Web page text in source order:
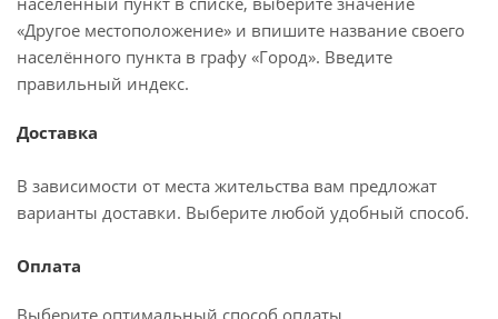
«Другое местоположение» и впишите название своего
населённого пункта в графу «Город». Введите
правильный индекс.
Доставка
В зависимости от места жительства вам предложат
варианты доставки. Выберите любой удобный способ.
Оплата
Выберите оптимальный способ оплаты.